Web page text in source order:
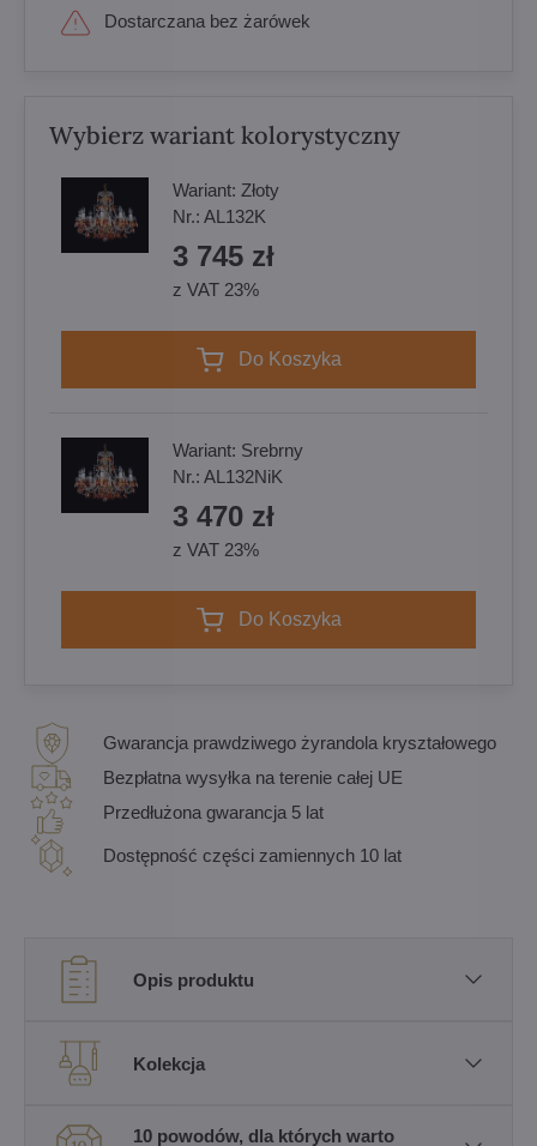
Dostarczana bez żarówek
Wybierz wariant kolorystyczny
Wariant: Złoty
Nr.: AL132K
3 745 zł
z VAT 23%
Do Koszyka
Wariant: Srebrny
Nr.: AL132NiK
3 470 zł
z VAT 23%
Do Koszyka
Gwarancja prawdziwego żyrandola kryształowego
Bezpłatna wysyłka na terenie całej UE
Przedłużona gwarancja 5 lat
Dostępność części zamiennych 10 lat
Opis produktu
Kolekcja
10 powodów, dla których warto